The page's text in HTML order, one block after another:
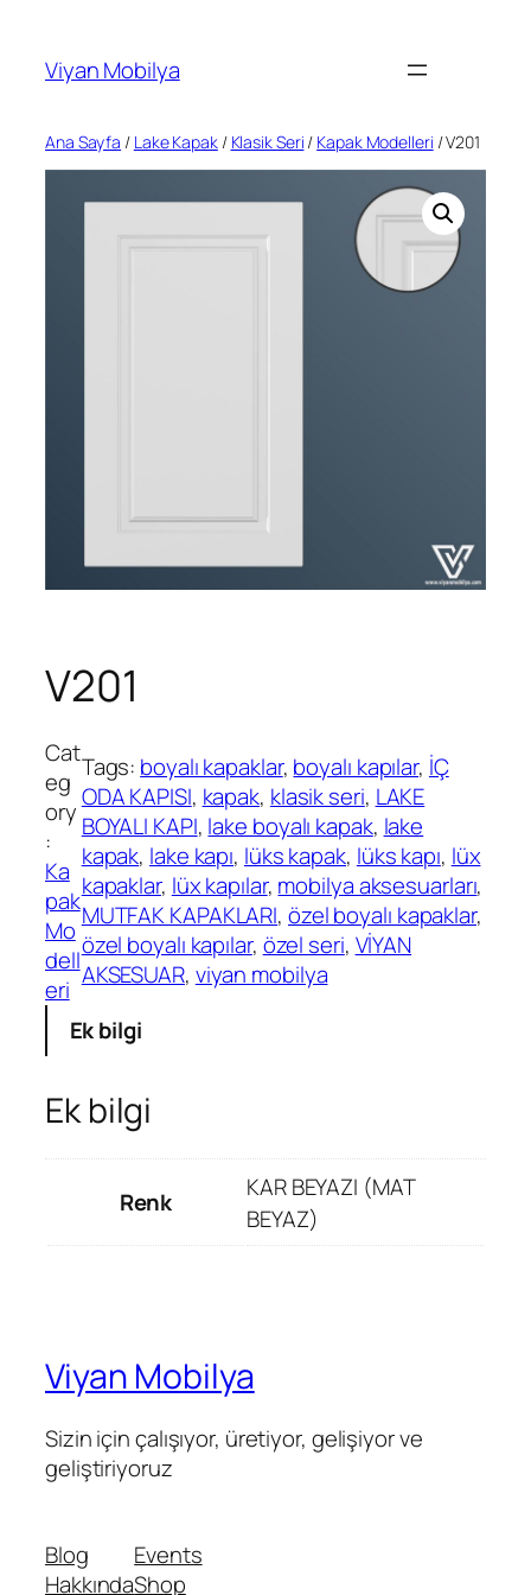
Viyan Mobilya
Ana Sayfa / Lake Kapak/ Klasik Seri / Kapak Modelleri / V201
V201
Cat
eg
ory
:
Ka
pak
Mo
dell
eri
Tags: boyalı kapaklar, boyalı kapılar, İÇ
ODA KAPISI, kapak, klasik seri, LAKE
BOYALI KAPI, lake boyalı kapak, lake
kapak, lake kapı, lüks kapak, lüks kapı, lüx
kapaklar, lüx kapılar, mobilya aksesuarları
MUTFAK KAPAKLARI, özel boyalı kapaklar
özel boyalı kapılar, özel seri, VİYAN
AKSESUAR, viyan mobilya
Ek bilgi
Ek bilgi
Renk
KAR BEYAZI (MAT
BEYAZ)
Viyan Mobilya
Sizin için çalışıyor, üretiyor, gelişiyor ve
geliştiriyoruz
Blog
Hakkında
Events
Shop